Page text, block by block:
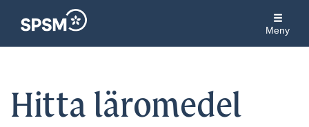
Meny
Hitta läromedel